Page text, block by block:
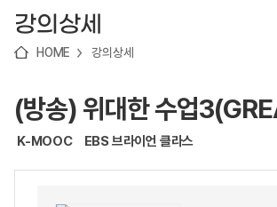
강의상세
HOME 강의상세
(방송) 위대한 수업
K-MOOC EBS 브라이언 클라스